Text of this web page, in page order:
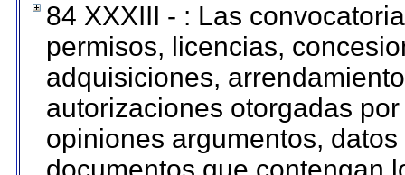
84 XXXIII - : Las
permisos, licencias,
adquisiciones,
autorizaciones otorgadas
opiniones argumentos,